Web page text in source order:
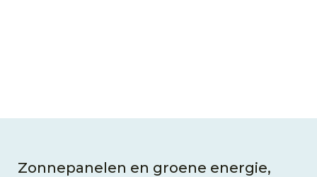
Zonnepanelen en groene energie,